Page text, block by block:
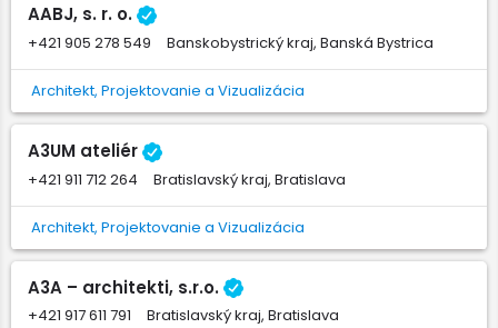
AABJ, s. r. o.
+421 905 278 549 Banskobystrický kraj, Banská Bystrica
Architekt, Projektovanie a Vizualizácia
A3UM ateliér
+421 911 712 264 Bratislavský kraj, Bratislava
Architekt, Projektovanie a Vizualizácia
A3A – architekti, s.r.o.
+421 917 611 791 Bratislavský kraj, Bratislava